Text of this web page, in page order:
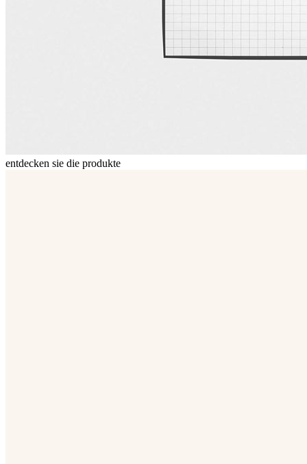
entdecken sie die produkte